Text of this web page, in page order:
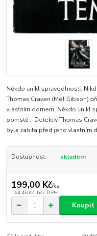
Někdo unikl spravedlnosti.
Thomas Craven (Mel Gibson)
vlastním domem. Někdo unikl
pomstě... Detektiv Thomas
byla zabita před jeho vlastním
Dostupnost skladem
199,00 Kč/ks
164,46 Kč bez DPH
Koupit